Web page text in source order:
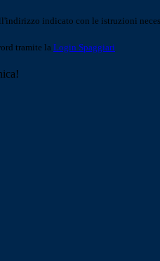
indicato con le istruzioni
tramite la Login Spaggiari